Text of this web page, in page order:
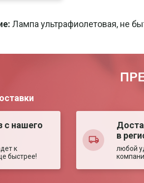
Лампа ультрафиолетовая, не
с нашего
к
быстрее!
в
любой